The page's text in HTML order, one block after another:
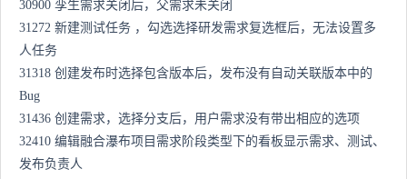
30900 孪生需求关闭后，父需求未关闭
31272 新建测试任务 ，勾选选择研发需求复选框后，无法设置多
人任务
31318 创建发布时选择包含版本后，发布没有自动关联版本中的
Bug
31436 创建需求，选择分支后，用户需求没有带出相应的选项
32410 编辑融合瀑布项目需求阶段类型下的看板显示需求、测试、
发布负责人